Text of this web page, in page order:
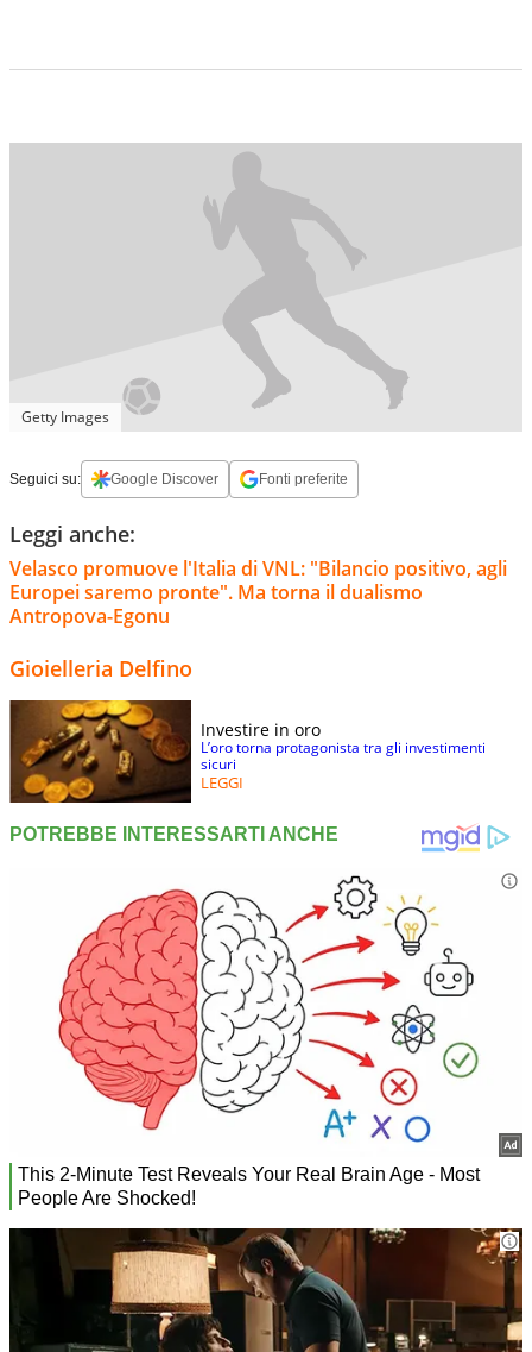
Getty Images
Seguici su: Google Discover Fonti preferite
Leggi anche:
Velasco promuove l'Italia di VNL: "Bilancio positivo, agli
Europei saremo pronte". Ma torna il dualismo
Antropova-Egonu
Gioielleria Delfino
Investire in oro
L’oro torna protagonista tra gli investimenti
sicuri
LEGGI